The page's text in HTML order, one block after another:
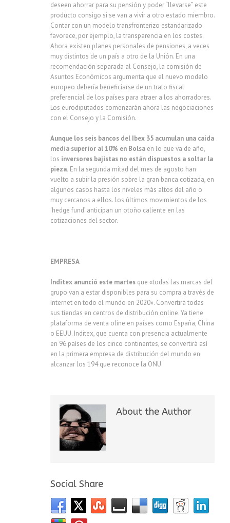
deseen ahorrar para su pensión y poder “llevarse” este
producto consigo si se van a vivir a otro estado miembro.
Contar con un modelo transfronterizo estandarizado
favorece, por ejemplo, la transparencia en los costes.
Ahora existen planes personales de pensiones, a veces
muy distintos de un país a otro de la Unión. En una
recomendación separada al Consejo, la comisión de
Asuntos Económicos argumenta que el nuevo modelo
europeo debería beneficiarse de un trato fiscal
preferencial de los países para atraer a los ahorradores.
Los eurodiputados comenzarán ahora las negociaciones
con el Consejo y la Comisión.
Aunque los seis bancos del Ibex 35 acumulan una caída
media superior al 10% en Bolsa en lo que va de año,
los inversores bajistas no están dispuestos a soltar la
pieza. En la segunda mitad del mes de agosto han
vuelto a subir la presión sobre la gran banca cotizada, en
algunos casos hasta los niveles más altos del año o
muy cercanos a ellos. Los últimos movimientos de los
‘hedge fund’ anticipan un otoño caliente en las
cotizaciones del sector.
EMPRESA
Inditex anunció este martes que «todas las marcas del
grupo van a estar disponibles para su compra a través de
Internet en todo el mundo en 2020». Convertirá todas
sus tiendas en centros de distribución online. Ya tiene
plataforma de venta oline en países como España, China
o EEUU. Inditex, que cuenta con presencia actualmente
en 96 países de los cinco continentes, se convertirá así
en la primera empresa de distribución del mundo en
alcanzar los 194 que reconoce la ONU.
About the Author
Social Share